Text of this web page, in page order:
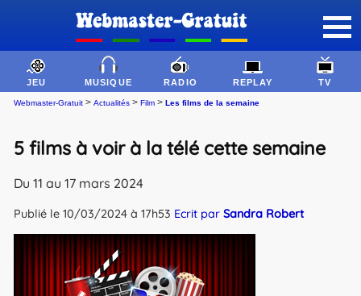
JEU MUSIQUE RADIO REPLAY TV
Webmaster-Gratuit > Actualités > Film > Les films de la semaine
5 films à voir à la télé cette semaine
Du 11 au 17 mars 2024
Publié le 10/03/2024 à 17h53 Ecrit par Sandra Robert